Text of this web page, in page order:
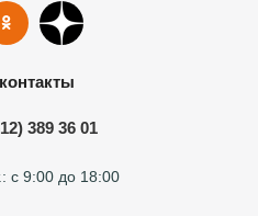
389 36 01
с 9:00 до 18:00